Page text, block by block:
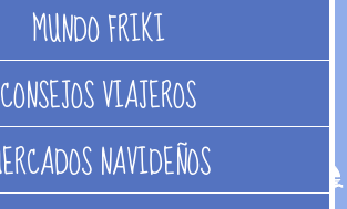
MUNDO FRIKI
CONSEJOS VIAJEROS
NAVIDEÑOS